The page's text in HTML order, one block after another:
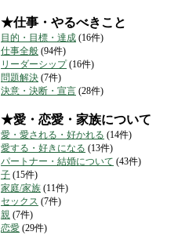
★仕事・やるべきこと
目的・目標・達成 (16件)
仕事全般 (94件)
リーダーシップ(16件)
問題解決 (7件)
決意・決断・宣言 (28件)
★愛・恋愛・家族について
愛・愛される・好かれる (14件)
愛する・好きになる (13件)
パートナー・結婚について (43件)
子 (15件)
家庭/家族 (11件)
セックス (7件)
親 (7件)
恋愛 (29件)